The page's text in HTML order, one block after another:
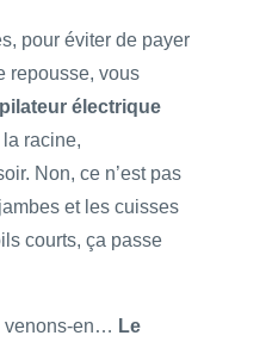
pour éviter de payer
repousse, vous
électrique
racine,
Non, ce n’est pas
et les cuisses
courts, ça passe
venons-en… Le